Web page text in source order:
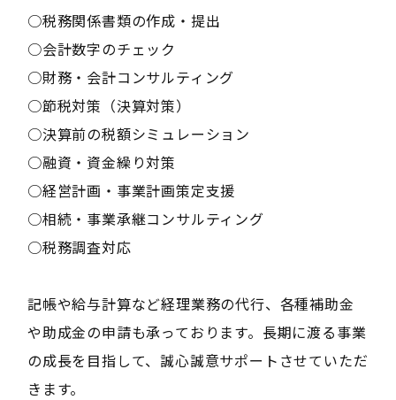
○税務関係書類の作成・提出
○会計数字のチェック
○財務・会計コンサルティング
○節税対策（決算対策）
○決算前の税額シミュレーション
○融資・資金繰り対策
○経営計画・事業計画策定支援
○相続・事業承継コンサルティング
○税務調査対応
記帳や給与計算など経理業務の代行、各種補助金
や助成金の申請も承っております。長期に渡る事業
の成長を目指して、誠心誠意サポートさせていただ
きます。